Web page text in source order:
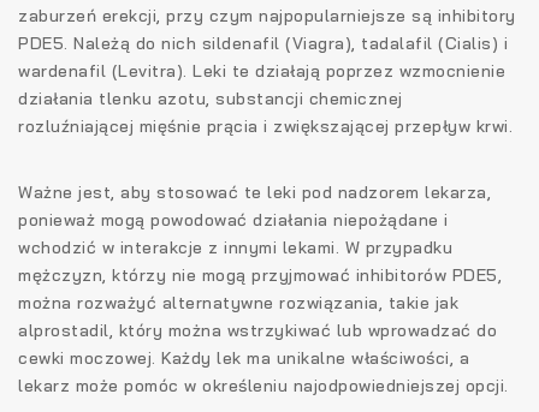
zaburzeń erekcji, przy czym najpopularniejsze są inhibitory
PDE5. Należą do nich sildenafil (Viagra), tadalafil (Cialis) i
wardenafil (Levitra). Leki te działają poprzez wzmocnienie
działania tlenku azotu, substancji chemicznej
rozluźniającej mięśnie prącia i zwiększającej przepływ krwi.
Ważne jest, aby stosować te leki pod nadzorem lekarza,
ponieważ mogą powodować działania niepożądane i
wchodzić w interakcje z innymi lekami. W przypadku
mężczyzn, którzy nie mogą przyjmować inhibitorów PDE5,
można rozważyć alternatywne rozwiązania, takie jak
alprostadil, który można wstrzykiwać lub wprowadzać do
cewki moczowej. Każdy lek ma unikalne właściwości, a
lekarz może pomóc w określeniu najodpowiedniejszej opcji.